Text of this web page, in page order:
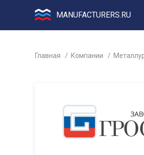
MANUFACTURERS.RU
Главная Компании